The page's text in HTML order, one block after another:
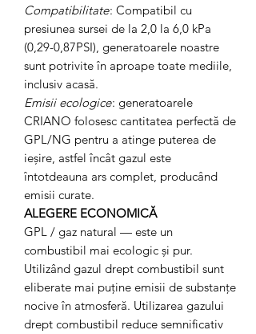
Compatibilitate: Compatibil cu
presiunea sursei de la 2,0 la 6,0 kPa
(0,29-0,87PSI), generatoarele noastre
sunt potrivite în aproape toate mediile,
inclusiv acasă.
Emisii ecologice: generatoarele
CRIANO folosesc cantitatea perfectă de
GPL/NG pentru a atinge puterea de
ieșire, astfel încât gazul este
întotdeauna ars complet, producând
emisii curate.
ALEGERE ECONOMICĂ
GPL / gaz natural — este un
combustibil mai ecologic și pur.
Utilizând gazul drept combustibil sunt
eliberate mai puține emisii de substanțe
nocive în atmosferă. Utilizarea gazului
drept combustibil reduce semnificativ